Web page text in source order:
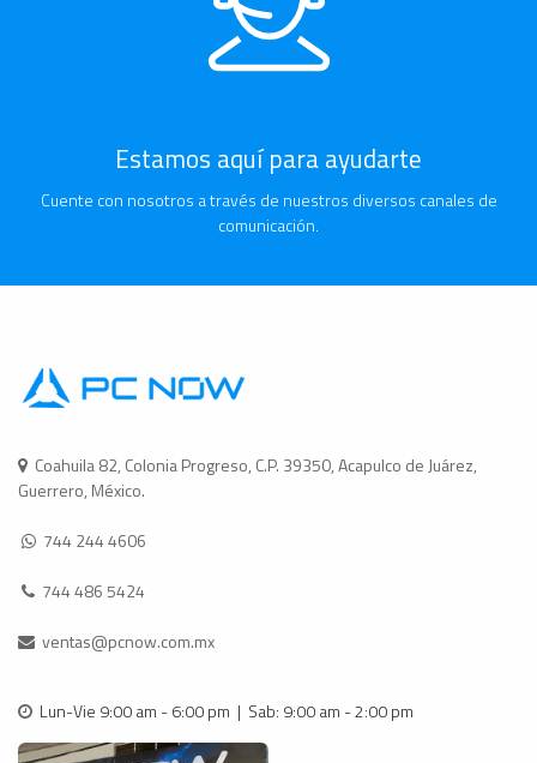
Estamos aquí para ayudarte
Cuente con nosotros a través de nuestros diversos canales de
comunicación.
Coahuila 82, Colonia Progreso, C.P. 39350, Acapulco de Juárez,
Guerrero, México.
744 244 4606
744 486 5424
ventas@pcnow.com.mx
Lun-Vie 9:00 am - 6:00 pm | Sab: 9:00 am - 2:00 pm